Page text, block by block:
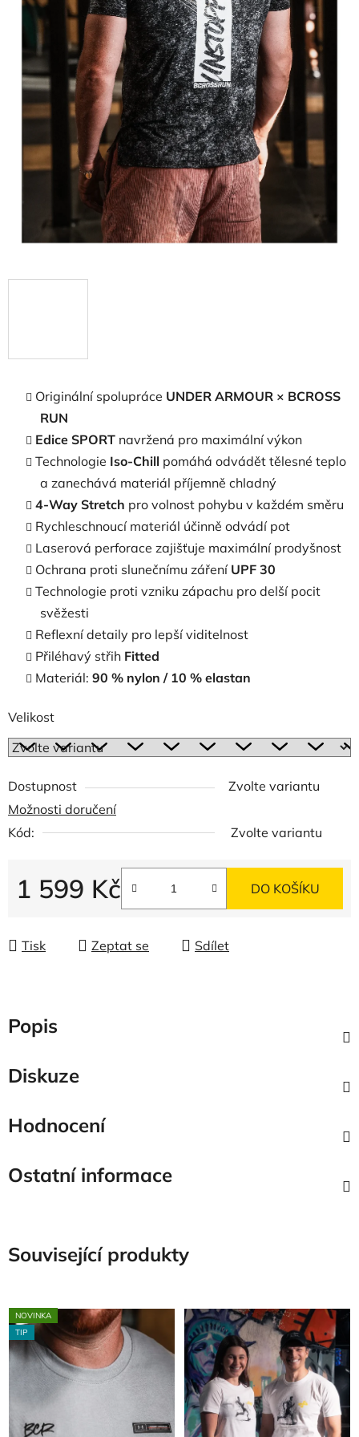
Originální spolupráce UNDER ARMOUR × BCROSS
RUN
Edice SPORT navržená pro maximální výkon
Technologie Iso-Chill pomáhá odvádět tělesné teplo
a zanechává materiál příjemně chladný
4-Way Stretch pro volnost pohybu v každém směru
Rychleschnoucí materiál účinně odvádí pot
Laserová perforace zajišťuje maximální prodyšnost
Ochrana proti slunečnímu záření UPF 30
Technologie proti vzniku zápachu pro delší pocit
svěžesti
Reflexní detaily pro lepší viditelnost
Přiléhavý střih Fitted
Materiál: 90 % nylon / 10 % elastan
Velikost
Dostupnost
Zvolte variantu
Možnosti doručení
Kód:
Zvolte variantu
1 599 Kč DO KOŠÍKU
Tisk Zeptat se Sdílet
Popis
Diskuze
Hodnocení
Ostatní informace
Související produkty
NOVINKA
TIP